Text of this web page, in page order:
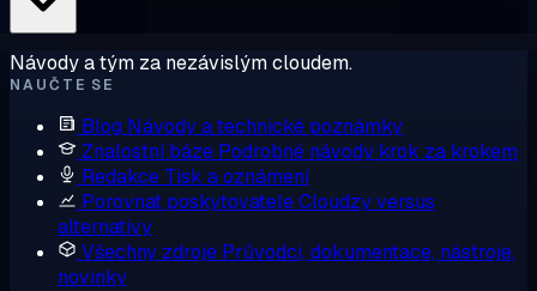
Návody a tým za nezávislým cloudem.
NAUČTE SE
Blog Návody a technické poznámky
Znalostní báze Podrobné návody krok za krokem
Redakce Tisk a oznámení
Porovnat poskytovateleCloudzy versus
alternativy
Všechny zdroje Průvodci, dokumentace, nástroje,
novinky